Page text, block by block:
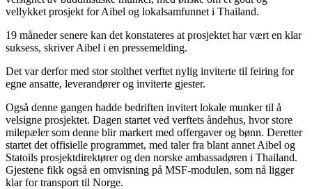
vellykket prosjekt for Aibel og lokalsamfunnet i Thailand.
19 måneder senere kan det konstateres at prosjektet har vært en klar
suksess, skriver Aibel i en pressemelding.
Det var derfor med stor stolthet verftet nylig inviterte til feiring for
egne ansatte, leverandører og inviterte gjester.
Også denne gangen hadde bedriften invitert lokale munker til å
velsigne prosjektet. Dagen startet ved verftets åndehus, hvor store
milepæler som denne blir markert med offergaver og bønn. Deretter
startet det offisielle programmet, med taler fra blant annet Aibel og
Statoils prosjektdirektører og den norske ambassadøren i Thailand.
Gjestene fikk også en omvisning på MSF-modulen, som nå ligger
klar for transport til Norge.